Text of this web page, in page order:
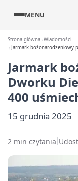
MENU
Strona główna Wiadomości
Jarmark bożonarodzeniowy
Jarmark
Dworku
400
15 grudnia 2025
2 min czytania